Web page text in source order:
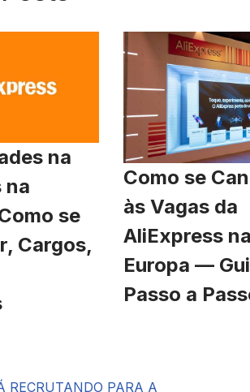
na
na
se
Cargos,
Como se
às Vagas da
AliExpress na
Europa —
Passo a
RECRUTANDO PARA A